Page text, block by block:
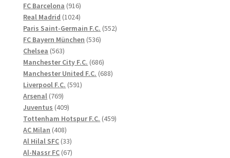
produkter
FC Barcelona 916916
produkter
Real Madrid 10241024
produkter
Paris Saint-Germain F.C. 552552
FC Bayern München 536536
Chelsea 563563
produkter
Manchester City F.C. 686686
produkter
Manchester United F.C. 688688
Liverpool F.C. 591591
Arsenal 769769
produkter
Juventus 409409
produkter
Tottenham Hotspur F.C. 459459
AC Milan 408408
produkter
Al Hilal SFC 3333
produkter
Al-Nassr FC 6767